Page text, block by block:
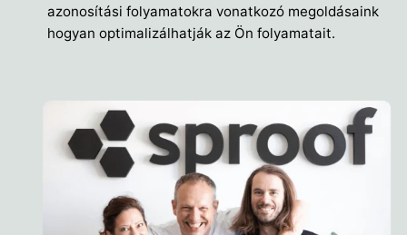
azonosítási folyamatokra vonatkozó megoldásaink
hogyan optimalizálhatják az Ön folyamatait.